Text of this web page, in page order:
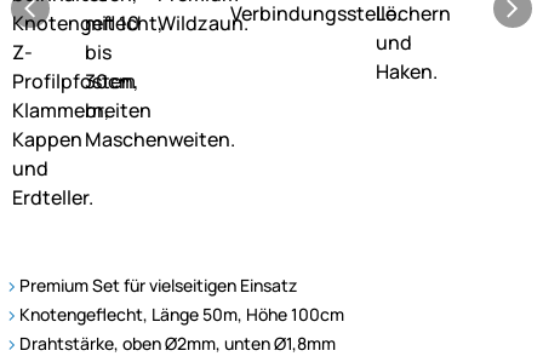
Premium Set für vielseitigen Einsatz
Knotengeflecht, Länge 50m, Höhe 100cm
Drahtstärke, oben Ø2mm, unten Ø1,8mm